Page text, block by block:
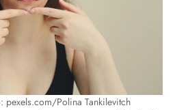
pexels.com/Polina Tankilevitch